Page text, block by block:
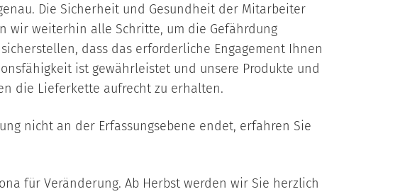
Die Sicherheit und Gesundheit der Mitarbeiter
wir weiterhin alle Schritte, um die Gefährdung
dass das erforderliche Engagement Ihnen
ist gewährleistet und unsere Produkte und
die Lieferkette aufrecht zu erhalten.
nicht an der Erfassungsebene endet, erfahren Sie
für Veränderung. Ab Herbst werden wir Sie herzlich